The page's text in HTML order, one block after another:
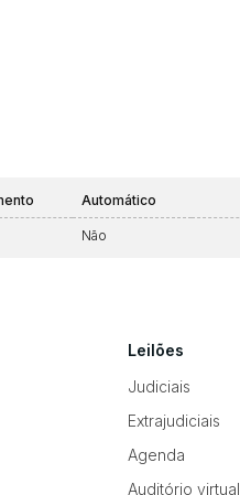
Automático
Não
Leilões
Judiciais
Extrajudiciais
Agenda
Auditório virtual